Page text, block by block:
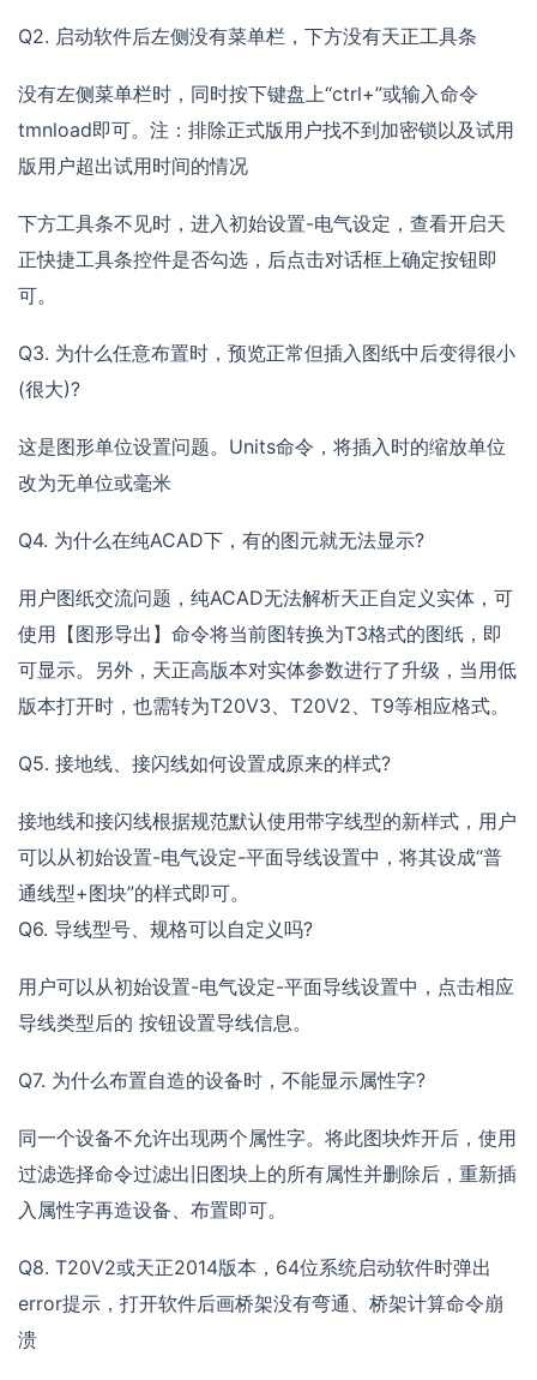
Q2. 启动软件后左侧没有菜单栏，下方没有天正工具条
没有左侧菜单栏时，同时按下键盘上“ctrl+”或输入命令
tmnload即可。注：排除正式版用户找不到加密锁以及试用
版用户超出试用时间的情况
下方工具条不见时，进入初始设置-电气设定，查看开启天
正快捷工具条控件是否勾选，后点击对话框上确定按钮即
可。
Q3. 为什么任意布置时，预览正常但插入图纸中后变得很小
(很大)?
这是图形单位设置问题。Units命令，将插入时的缩放单位
改为无单位或毫米
Q4. 为什么在纯ACAD下，有的图元就无法显示?
用户图纸交流问题，纯ACAD无法解析天正自定义实体，可
使用【图形导出】命令将当前图转换为T3格式的图纸，即
可显示。另外，天正高版本对实体参数进行了升级，当用低
版本打开时，也需转为T20V3、T20V2、T9等相应格式。
Q5. 接地线、接闪线如何设置成原来的样式?
接地线和接闪线根据规范默认使用带字线型的新样式，用户
可以从初始设置-电气设定-平面导线设置中，将其设成“普
通线型+图块”的样式即可。
Q6. 导线型号、规格可以自定义吗?
用户可以从初始设置-电气设定-平面导线设置中，点击相应
导线类型后的 按钮设置导线信息。
Q7. 为什么布置自造的设备时，不能显示属性字?
同一个设备不允许出现两个属性字。将此图块炸开后，使用
过滤选择命令过滤出旧图块上的所有属性并删除后，重新插
入属性字再造设备、布置即可。
Q8. T20V2或天正2014版本，64位系统启动软件时弹出
error提示，打开软件后画桥架没有弯通、桥架计算命令崩
溃